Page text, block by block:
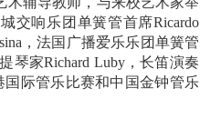
交响乐团单簧管首席Ricardo
，法国广播爱乐乐团单簧管
琴家Richard Luby，长笛演奏
国际管乐比赛和中国金钟管乐